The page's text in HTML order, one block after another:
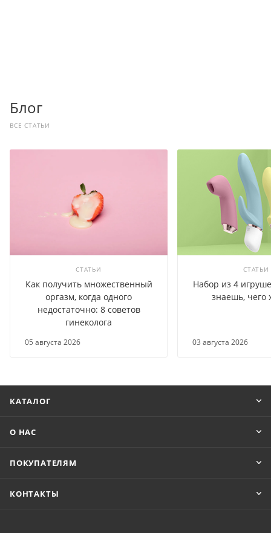
Блог
ВСЕ СТАТЬИ
СТАТЬИ
05 августа 2026
Как получить множественный
оргазм, когда одного
недостаточно: 8 советов
гинеколога
СТАТЬИ
03 августа 2026
Набор из 4
знаешь, чего
КАТАЛОГ
О НАС
ПОКУПАТЕЛЯМ
КОНТАКТЫ